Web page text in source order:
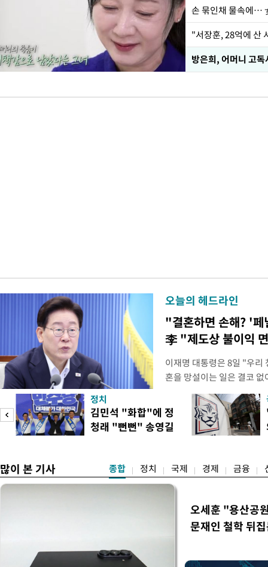
손 묶인채 물속에…
"서장훈, 28억에 산
방은희, 어머니 고
오늘의 헤드라인
"결혼하면 손해? '
李 "제도상 불이익
이재명 대통령은 8일 "우리
혼을 망설이는 일은 결코
하는 제도가 있을 경우 편
다. 이 대통령은 이날 오후
로 찾은 결혼 페널티 22개'
이 대통령은 "결혼으로 인
정치
김민석 "화합"에 정
청래 "뻔뻔" 송영길
많이 본 기사 종합 정치 국제 경제 금융
오세훈 "용산공
문재인 철학 뒤